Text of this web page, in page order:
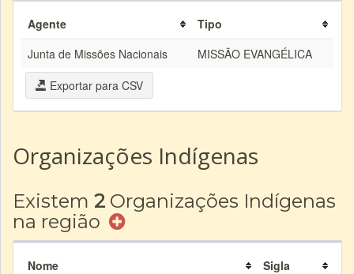
Agente
Tipo
Junta de Missões Nacionais
MISSÃO EVANGÉLICA
Exportar para CSV
Organizações Indígenas
Existem 2 Organizações Indígenas
na região
Nome
Sigla